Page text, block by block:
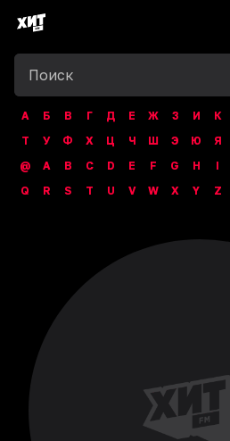
А Б В Г Д Е Ж З И К
Т
У Ф Х Ц Ч Ш Э Ю
Я
@
A B C D E F G H I
Q
R S T U V W X Y Z